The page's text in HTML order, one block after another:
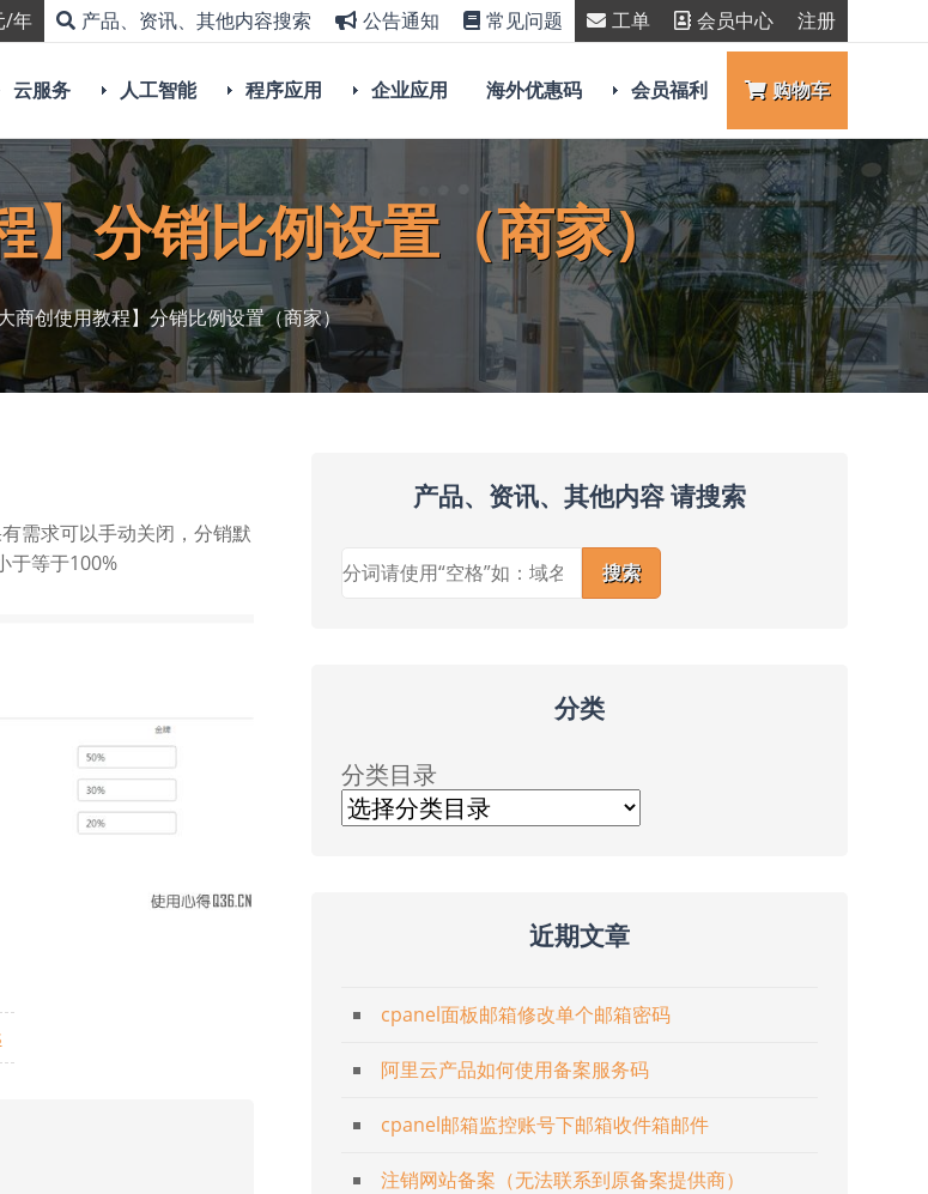
/年 产品、资讯、其他内容搜索 公告通知 常见问题 工单 会员中心 注册
云服务 人工智能 程序应用 企业应用 海外优惠码 会员福利 购物车
】分销比例设置（商家）
商创使用教程】分销比例设置（商家）
需求可以手动关闭，分销默
于等于100%
产品、资讯、其他内容 请搜索
搜索
分类
分类目录
近期文章
cpanel面板邮箱修改单个邮箱密码
阿里云产品如何使用备案服务码
cpanel邮箱监控账号下邮箱收件箱邮件
注销网站备案（无法联系到原备案提供商）